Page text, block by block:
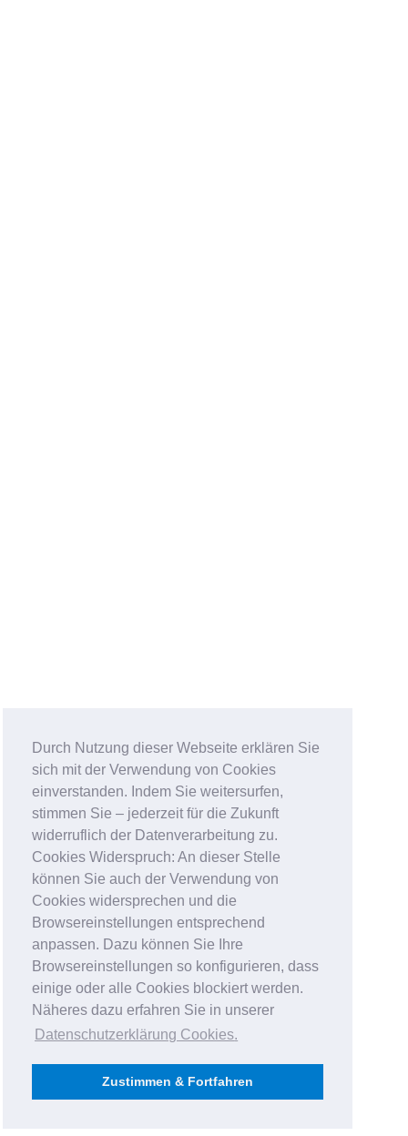
Durch Nutzung dieser Webseite erklären Sie
sich mit der Verwendung von Cookies
einverstanden. Indem Sie weitersurfen,
stimmen Sie – jederzeit für die Zukunft
widerruflich der Datenverarbeitung zu.
Cookies Widerspruch: An dieser Stelle
können Sie auch der Verwendung von
Cookies widersprechen und die
Browsereinstellungen entsprechend
anpassen. Dazu können Sie Ihre
Browsereinstellungen so konfigurieren, dass
einige oder alle Cookies blockiert werden.
Näheres dazu erfahren Sie in unserer
Datenschutzerklärung Cookies.
Zustimmen & Fortfahren